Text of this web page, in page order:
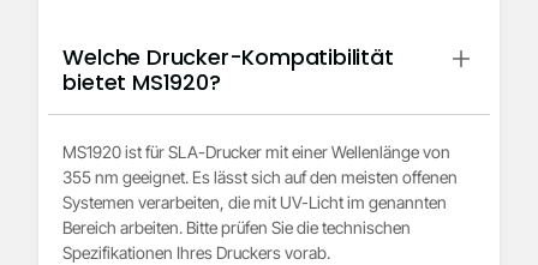
Welche Drucker-Kompatibilität
bietet MS1920?
MS1920 ist für SLA-Drucker mit einer Wellenlänge von
355 nm geeignet. Es lässt sich auf den meisten offenen
Systemen verarbeiten, die mit UV-Licht im genannten
Bereich arbeiten. Bitte prüfen Sie die technischen
Spezifikationen Ihres Druckers vorab.